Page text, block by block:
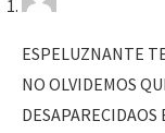
ESPELUZNANTE
NO OLVIDEMOS